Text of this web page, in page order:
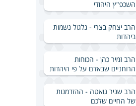
השכפ"ץ היהודי
הרב יצחק בצרי - גלגול נשמות
ביהדות
הרב זמיר כהן - הכוחות
הרוחניים שבאדם על פי היהדות
הרב שניר גואטה - ההזדמנות
של החיים שלכם